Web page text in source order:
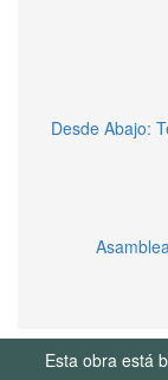
Desde Abajo:
Esta obra está